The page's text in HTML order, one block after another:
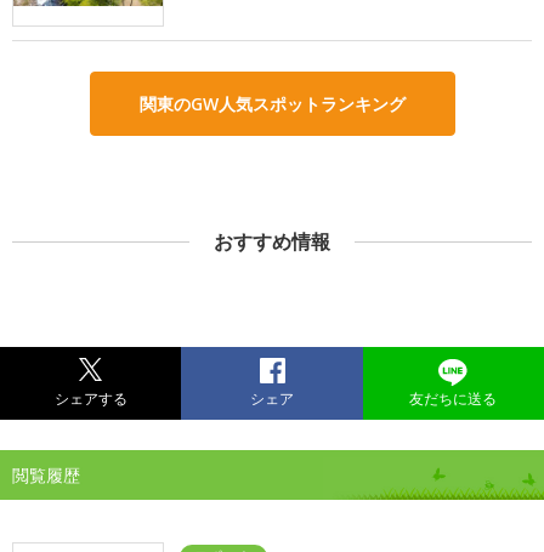
関東のGW人気スポットランキング
おすすめ情報
シェアする シェア 友だちに送る
閲覧履歴